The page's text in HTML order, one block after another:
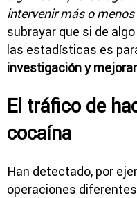
intervenir más o
subrayar que si de
las estadísticas es
investigación y
El tráfico de
cocaína
Han detectado, por
operaciones